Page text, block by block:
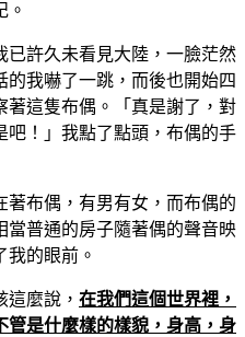
。
已許久未看見大陸，一臉茫然
我嚇了一跳，而後也開始四
這隻布偶。「真是謝了，對
吧！」我點了點頭，布偶的手
布偶，有男有女，而布偶的
當普通的房子隨著偶的聲音映
的眼前。
麼說， 在我們這個世界裡，
管是什麼樣的樣貌，身高，身